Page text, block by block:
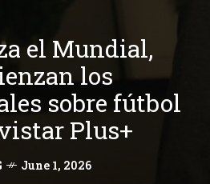
el Mundial,
los
sobre fútbol
Plus+
June 1, 2026